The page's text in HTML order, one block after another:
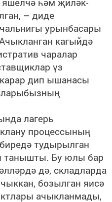
– диде
урынбасары
кагыйдә
чаралар
үз
дип ышанасы
лагерь
процессының
тудырылган
танышты. Бу юлы бар
дә, складларда
бозылган яисә
ачыкланмады,